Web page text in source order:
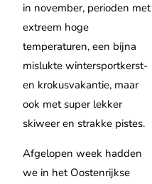
in november, perioden met
extreem hoge
temperaturen, een bijna
mislukte wintersportkerst-
en krokusvakantie, maar
ook met super lekker
skiweer en strakke pistes.
Afgelopen week hadden
we in het Oostenrijkse